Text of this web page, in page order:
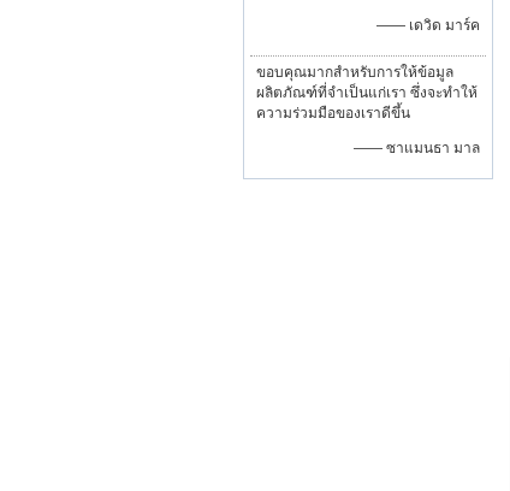
—— เดวิด มาร์ค
ขอบคุณมากสำหรับการให้ข้อมูล
ผลิตภัณฑ์ที่จำเป็นแก่เรา ซึ่งจะทำให้
ความร่วมมือของเราดีขึ้น
—— ซาแมนธา มาล